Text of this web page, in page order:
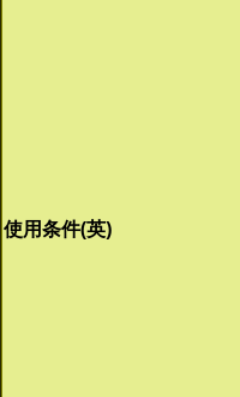
使用条件(英)